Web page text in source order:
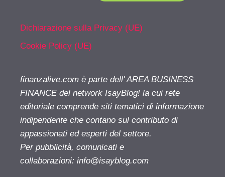
Dichiarazione sulla Privacy (UE)
Cookie Policy (UE)
finanzalive.com è parte dell' AREA BUSINESS
FINANCE del network IsayBlog! la cui rete
editoriale comprende siti tematici di informazione
indipendente che contano sul contributo di
appassionati ed esperti del settore.
Per pubblicità, comunicati e
collaborazioni: info@isayblog.com